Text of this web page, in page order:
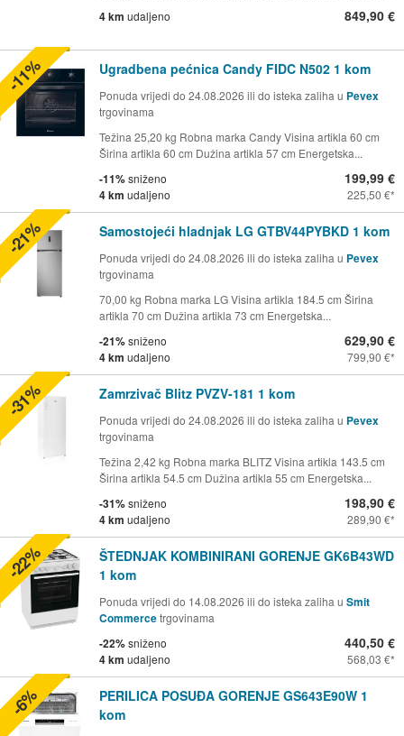
4 km udaljeno 849,90 €
Ugradbena pećnica Candy FIDC N502 1 kom
Ponuda vrijedi do 24.08.2026 ili do isteka zaliha u Pevex
trgovinama
Težina 25,20 kg Robna marka Candy Visina artikla 60 cm
Širina artikla 60 cm Dužina artikla 57 cm Energetska...
-11%sniženo
4 km udaljeno
199,99 €
225,50 €
-11%
Samostojeći hladnjak LG GTBV44PYBKD 1 kom
Ponuda vrijedi do 24.08.2026 ili do isteka zaliha u Pevex
trgovinama
70,00 kg Robna marka LG Visina artikla 184.5 cm Širina
artikla 70 cm Dužina artikla 73 cm Energetska...
-21%sniženo
4 km udaljeno
629,90 €
799,90 €
-21%
Zamrzivač Blitz PVZV-181 1 kom
Ponuda vrijedi do 24.08.2026 ili do isteka zaliha u Pevex
trgovinama
Težina 2,42 kg Robna marka BLITZ Visina artikla 143.5 cm
Širina artikla 54.5 cm Dužina artikla 55 cm Energetska...
-31%sniženo
4 km udaljeno
198,90 €
289,90 €
-31%
ŠTEDNJAK KOMBINIRANI GORENJE GK6B43WD
1 kom
Ponuda vrijedi do 14.08.2026 ili do isteka zaliha u Smit
Commercetrgovinama
-22%sniženo
4 km udaljeno
440,50 €
568,03 €
-22%
PERILICA POSUĐA GORENJE GS643E90W 1
kom
-6%